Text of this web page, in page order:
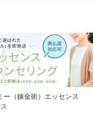
ー（錬金術）エッセンス